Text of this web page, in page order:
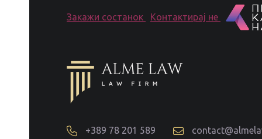
Закажи состанок Контактирај не
+389 78 201 589